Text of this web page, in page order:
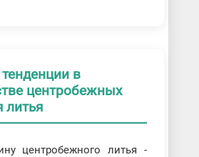
в
центробежных
литья
центробежного литья -